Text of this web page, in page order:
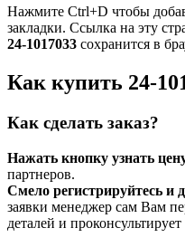
Нажмите Ctrl+D чтобы
закладки. Ссылка на эту
24-1017033 сохранится в
Как купить 24-
Как сделать заказ?
Нажать кнопку узнать
партнеров.
Смело регистрируйтесь и
заявки менеджер сам Вам
деталей и